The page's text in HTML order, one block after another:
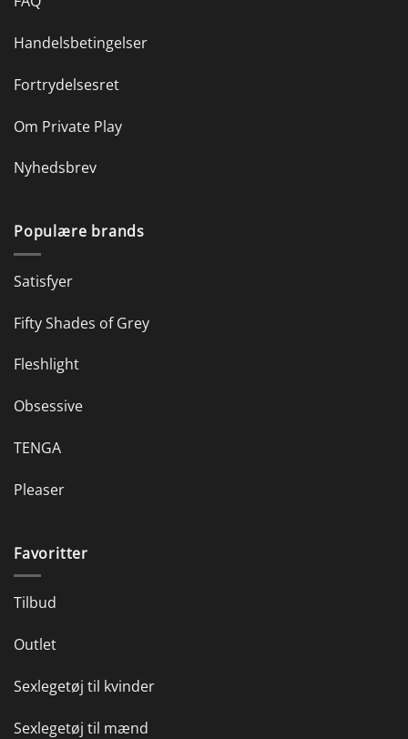
Handelsbetingelser
Fortrydelsesret
Om Private Play
Nyhedsbrev
Populære brands
Satisfyer
Fifty Shades of Grey
Fleshlight
Obsessive
TENGA
Pleaser
Favoritter
Tilbud
Outlet
Sexlegetøj til kvinder
Sexlegetøj til mænd